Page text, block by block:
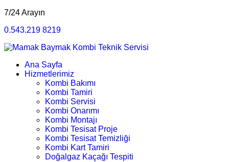
7/24 Arayın
0.543.219 8219
Ana Sayfa
Hizmetlerimiz
Kombi Bakımı
Kombi Tamiri
Kombi Servisi
Kombi Onarımı
Kombi Montajı
Kombi Tesisat Proje
Kombi Tesisat Temizliği
Kombi Kart Tamiri
Doğalgaz Kaçağı Tespiti